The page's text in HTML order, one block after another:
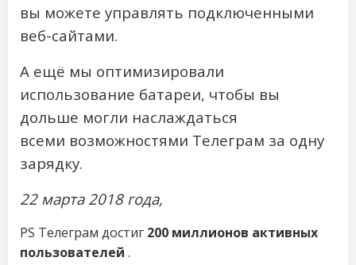
вы можете управлять подключенными
веб-сайтами.
А ещё мы оптимизировали
использование батареи, чтобы вы
дольше могли наслаждаться
всеми возможностями Телеграм за одну
зарядку.
22 марта 2018 года,
PS Телеграм достиг 200 миллионов активных
пользователей .